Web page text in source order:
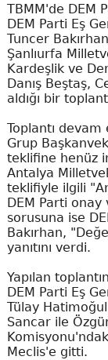
TBMM'de DEM
DEM Parti Eş
Tuncer
Şanlıurfa
Kardeşlik ve
Danış Beştaş,
aldığı bir
Toplantı devam
Grup
teklifine henüz
Antalya
teklifiyle ilgili
DEM Parti onay
sorusuna ise
Bakırhan,
yanıtını verdi.
Yapılan
DEM Parti Eş
Tülay
Sancar ile
Meclis'e gitti.